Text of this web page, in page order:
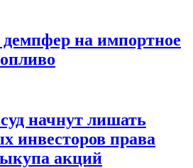
на импортное
начнут лишать
инвесторов права
акций